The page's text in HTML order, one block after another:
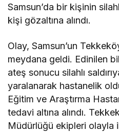
Samsun’da bir kişinin
kişi gözaltına alındı.
Olay, Samsun’un
meydana geldi. Edinilen
ateş sonucu silahlı
yaralanarak hastanelik
Eğitim ve Araştırma
tedavi altına alındı.
Müdürlüğü ekipleri olayla